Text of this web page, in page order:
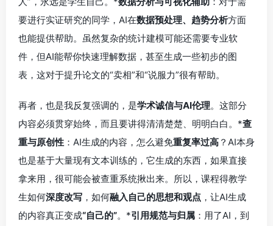
要进行实证研究的同学，AI在数据预处理、趋势分析方面
也能提供帮助。虽然复杂的统计建模可能还需要专业软
件，但AI能帮你快速理解数据，甚至生成一些初步的图
表，这对于提升论文的“卖相”和“说服力”很有帮助。
再者，也是我反复强调的，是学术诚信与AI伦理。这部分
内容必须贯穿始终，而且要讲得清清楚楚、明明白白。*查
重与原创性 ：AI生成的内容，怎么避免重复率过高 ？AI本身
也是基于大量现有文本训练的，它生成的东西，如果直接
拿来用，很可能会被查重系统揪出来。所以，课程得教学
生如何深度改写 ，如何融入自己的思想和观点 ，让AI生成
的内容真正变成“自己的”。*引用规范与归属 ：用了AI，到